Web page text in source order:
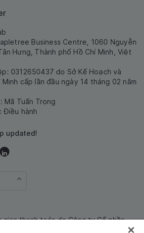
Business Centre, 1060 Nguyễn
Hưng, Thành phố Hồ Chí Minh, Việt
0312650437 do Sở Kế Hoạch và
cấp lần đầu ngày 14 tháng 02 năm
Tuấn Trọng
Điều hành
updated!
gian thanh toán do Công ty Cổ phần